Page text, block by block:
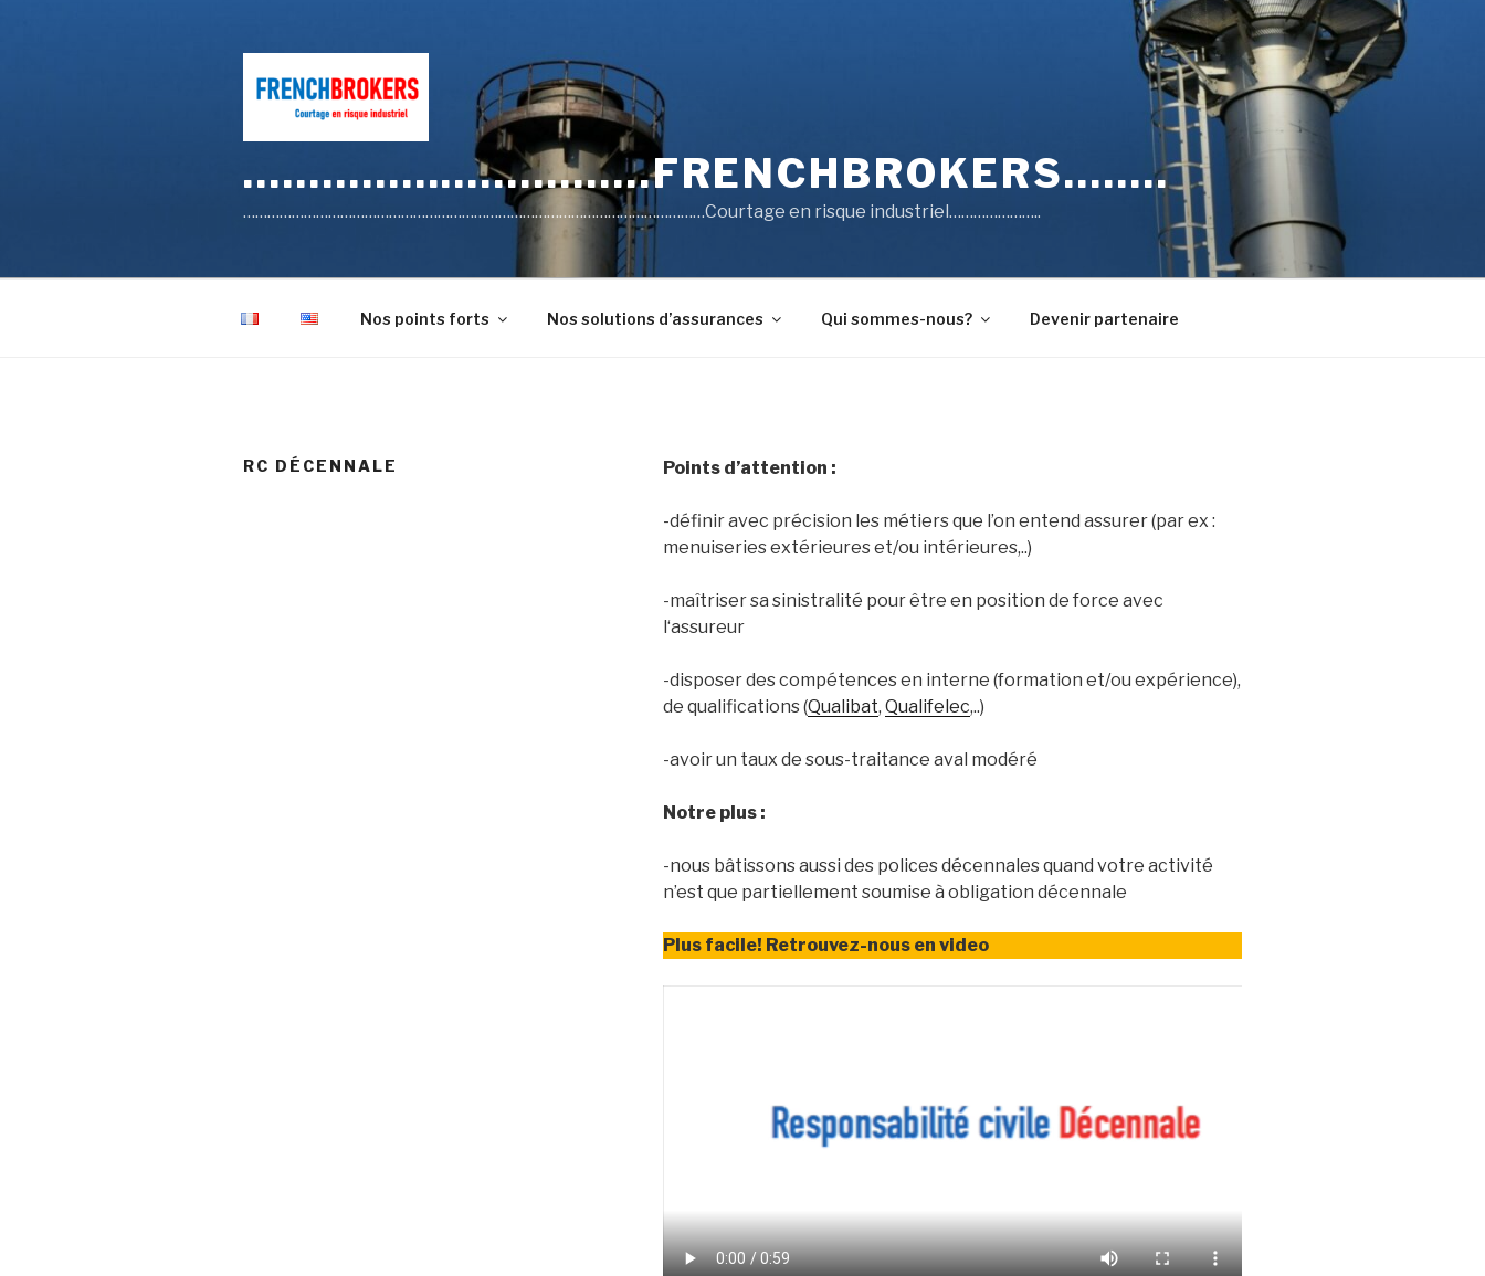
………………………….FRENCHBROKERS……..
……………………………………………………………………………………………………Courtage en risque industriel…………………..
Nos points forts Nos solutions d’assurances Qui sommes-nous? Devenir partenaire
RC DÉCENNALE Points d’attention :
-définir avec précision les métiers que l’on entend assurer (par ex :
menuiseries extérieures et/ou intérieures,..)
-maîtriser sa sinistralité pour être en position de force avec
l‘assureur
-disposer des compétences en interne (formation et/ou expérience),
de qualifications (Qualibat, Qualifelec,..)
-avoir un taux de sous-traitance aval modéré
Notre plus :
-nous bâtissons aussi des polices décennales quand votre activité
n’est que partiellement soumise à obligation décennale
Plus facile! Retrouvez-nous en video